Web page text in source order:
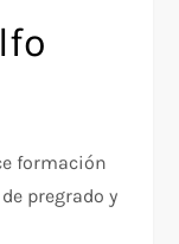
formación
pregrado y